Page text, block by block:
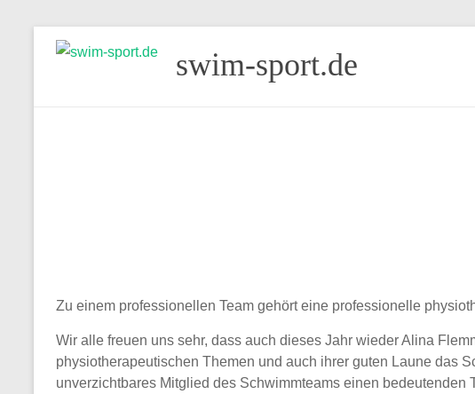
Skip
swim-sport.de
Zu einem professionellen Team gehört eine professionelle
Wir alle freuen uns sehr, dass auch dieses Jahr wieder Alina
physiotherapeutischen Themen und auch ihrer guten Laune das
unverzichtbares Mitglied des Schwimmteams einen